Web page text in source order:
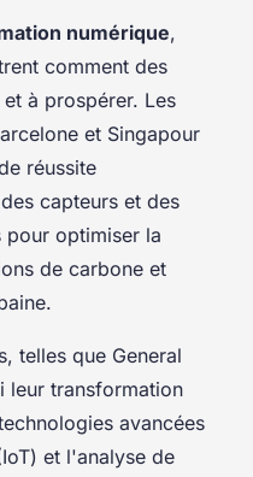
numérique,
comment des
à prospérer. Les
et Singapour
réussite
capteurs et des
pour optimiser la
de carbone et
telles que General
leur transformation
avancées
et l'analyse de